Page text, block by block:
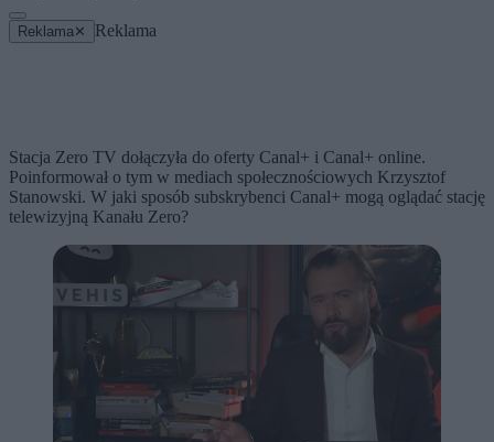
Reklama ✕ Reklama
Stacja Zero TV dołączyła do oferty Canal+ i Canal+ online.
Poinformował o tym w mediach społecznościowych Krzysztof
Stanowski. W jaki sposób subskrybenci Canal+ mogą oglądać stację
telewizyjną Kanału Zero?